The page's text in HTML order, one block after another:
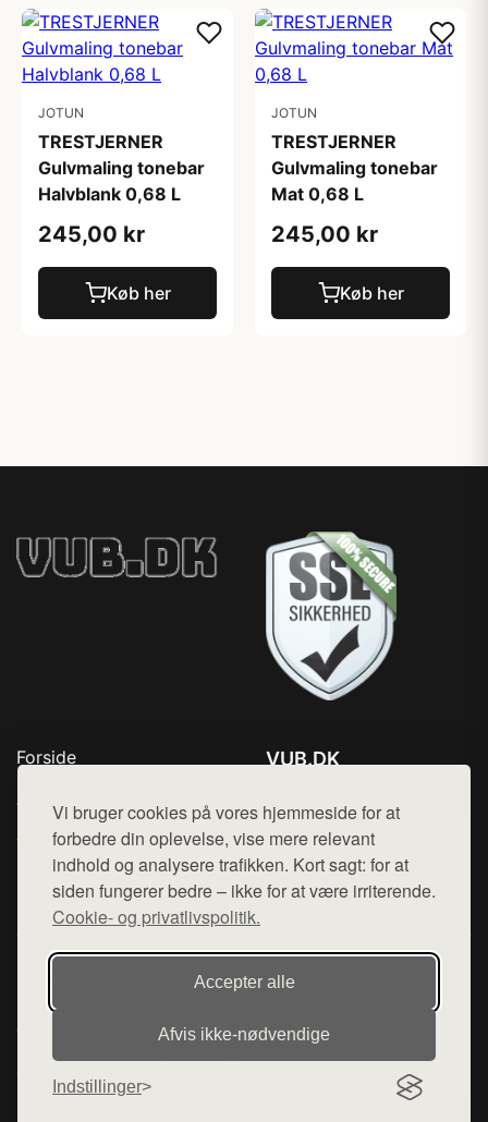
Vi bruger cookies på vores hjemmeside for at
forbedre din oplevelse, vise mere relevant
indhold og analysere trafikken. Kort sagt: for at
siden fungerer bedre – ikke for at være irriterende.
Cookie- og privatlivspolitik.
Accepter alle
Afvis ikke‑nødvendige
Indstillinger
JOTUN
TRESTJERNER
Gulvmaling tonebar
Halvblank 0,68 L
245,00 kr
Køb her
JOTUN
TRESTJERNER
Gulvmaling tonebar
Mat 0,68 L
245,00 kr
Køb her
Forside
Top Rabatter
Jotun maling
Kontakt
VUB.DK
Mail: hej@want.dk
Cookie- og privatlivspolitik
Denne side er en del af want.dk, der udgiver en række
hjemmesider med præsentation af forskellige produkter fra
diverse webshops. Der sælges ikke varer fra denne side - vi
varerne på lager.